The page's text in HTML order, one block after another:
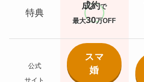
特典
成約で
最大30万OFF
公式
サイト
スマ
婚